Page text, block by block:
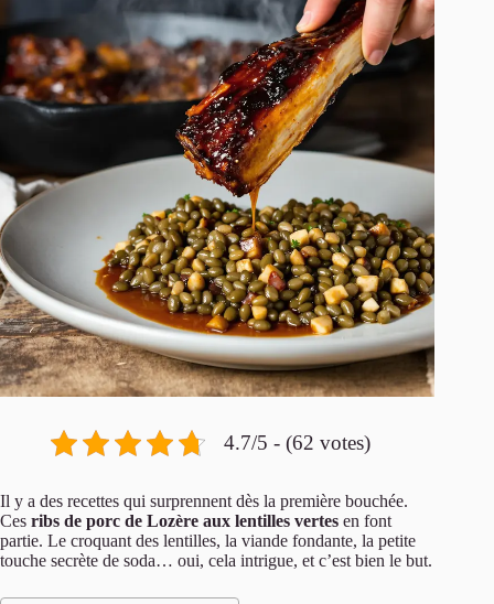
4.7/5 - (62 votes)
Il y a des recettes qui surprennent dès la première bouchée.
Ces ribs de porc de Lozère aux lentilles vertes en font
partie. Le croquant des lentilles, la viande fondante, la petite
touche secrète de soda… oui, cela intrigue, et c’est bien le but.